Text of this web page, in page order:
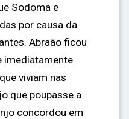
Sodoma e
por causa da
Abraão ficou
imediatamente
viviam nas
que poupasse a
concordou em